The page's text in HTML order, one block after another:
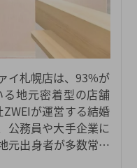
イ札幌店は、93%が
地元密着型の店舗
が運営する結婚
公務員や大手企業に
元出身者が多数常駐